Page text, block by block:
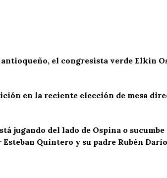
el congresista verde Elkin
en la reciente elección de mesa
jugando del lado de Ospina o
Quintero y su padre Rubén